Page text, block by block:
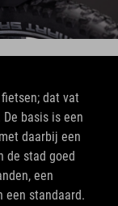
dat vat
basis is een
daarbij een
de stad goed
een
een standaard.